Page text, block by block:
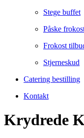
Stege buffet
Påske
Frokost
Stjerneskud
Catering bestilling
Kontakt
Krydrede